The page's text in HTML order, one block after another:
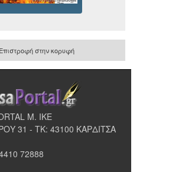
Επιστροφή στην κορυφή
Μ. ΙΚΕ
31 - ΤΚ: 43100 ΚΑΡΔΙΤΣΑ
72888